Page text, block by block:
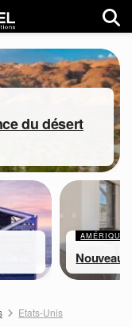
du désert
AMÉRIQUES
Etats-Unis